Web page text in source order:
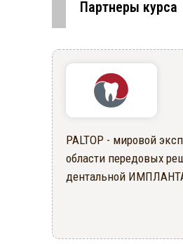
Партнеры курса
PALTOP - мировой
области передовых
дентальной